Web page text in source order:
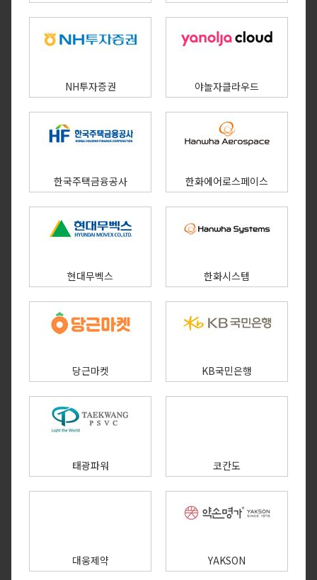
NH투자증권 야놀자클라우드
한국주택금융공사 한화에어로스페이스
현대무벡스 한화시스템
당근마켓 KB국민은행
태광파워 코칸도
대웅제약 YAKSON